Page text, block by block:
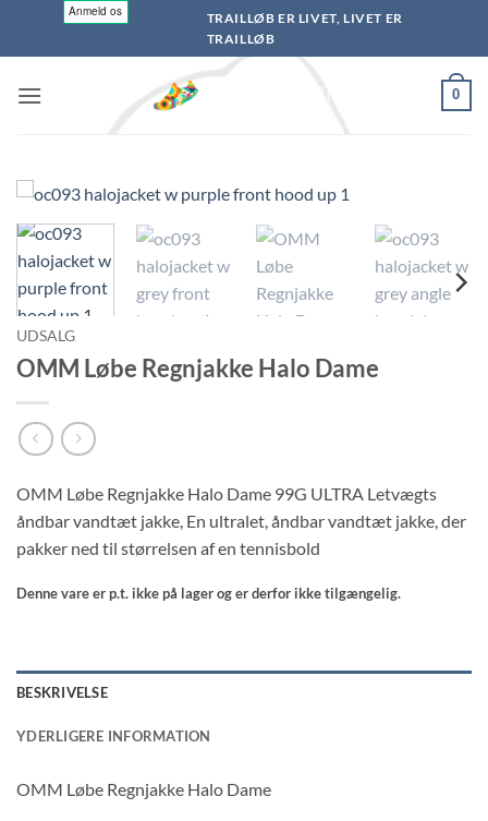
TRAILLØB ER LIVET, LIVET ER
TRAILLØB
0
UDSALG
OMM Løbe Regnjakke Halo Dame
OMM Løbe Regnjakke Halo Dame 99G ULTRA Letvægts
åndbar vandtæt jakke, En ultralet, åndbar vandtæt jakke, der
pakker ned til størrelsen af ​​en tennisbold
Denne vare er p.t. ikke på lager og er derfor ikke tilgængelig.
BESKRIVELSE
YDERLIGERE INFORMATION
OMM Løbe Regnjakke Halo Dame